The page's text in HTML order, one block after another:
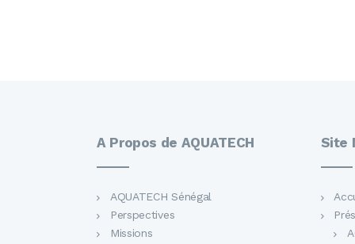
A Propos de AQUATECH
AQUATECH Sénégal
Perspectives
Missions
Site